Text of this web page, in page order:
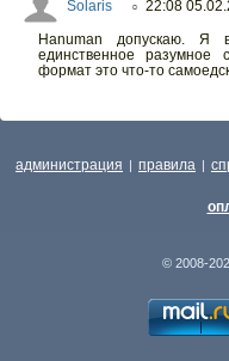
Solaris ○ 22:08
Hanuman допускаю. Я
единственное разумное
формат это что-то
администрация | правила |
© 2008-